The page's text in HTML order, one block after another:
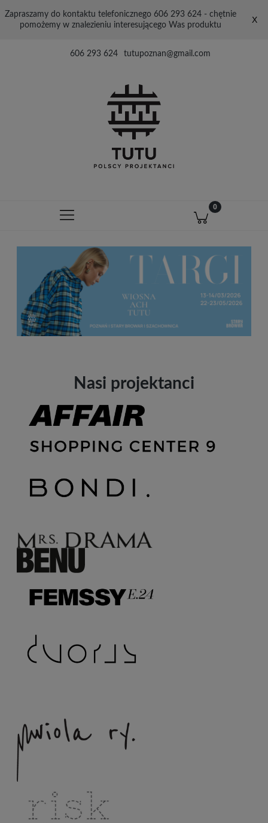
Zapraszamy do kontaktu telefonicznego 606 293 624 - chętnie
pomożemy w znalezieniu interesującego Was produktu
X
606 293 624 tutupoznan@gmail.com
Nasi projektanci